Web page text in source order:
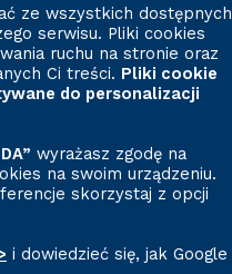
ze wszystkich dostępnych
serwisu. Pliki cookies
ruchu na stronie oraz
Ci treści. Pliki cookie
do personalizacji
wyrażasz zgodę na
na swoim urządzeniu.
skorzystaj z opcji
i dowiedzieć się, jak Google